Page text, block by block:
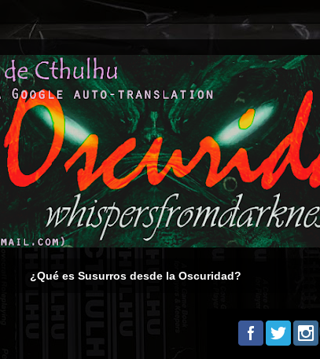
¿Qué es Susurros desde la Oscuridad?